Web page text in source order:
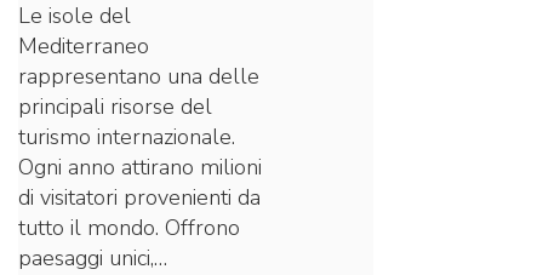
Le isole del
Mediterraneo
rappresentano una delle
principali risorse del
turismo internazionale.
Ogni anno attirano milioni
di visitatori provenienti da
tutto il mondo. Offrono
paesaggi unici,…